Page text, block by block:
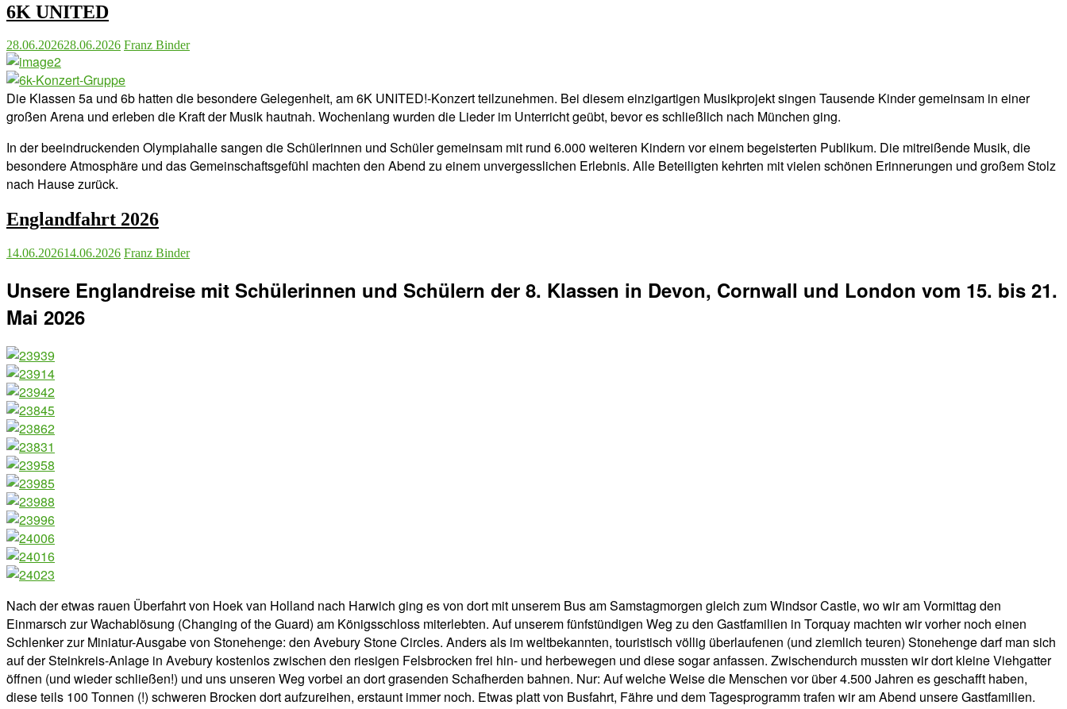
6K UNITED
28.06.202628.06.2026 Franz Binder
Die Klassen 5a und 6b hatten die besondere Gelegenheit, am 6K UNITED!-Konzert teilzunehmen. Bei diesem einzigartigen Musikprojekt singen Tausende Kinder gemeinsam in einer
großen Arena und erleben die Kraft der Musik hautnah. Wochenlang wurden die Lieder im Unterricht geübt, bevor es schließlich nach München ging.
In der beeindruckenden Olympiahalle sangen die Schülerinnen und Schüler gemeinsam mit rund 6.000 weiteren Kindern vor einem begeisterten Publikum. Die mitreißende Musik, die
besondere Atmosphäre und das Gemeinschaftsgefühl machten den Abend zu einem unvergesslichen Erlebnis. Alle Beteiligten kehrten mit vielen schönen Erinnerungen und großem Stolz
nach Hause zurück.
Englandfahrt 2026
14.06.202614.06.2026 Franz Binder
Unsere Englandreise mit Schülerinnen und Schülern der 8. Klassen in Devon, Cornwall und London vom 15. bis 21.
Mai 2026
Nach der etwas rauen Überfahrt von Hoek van Holland nach Harwich ging es von dort mit unserem Bus am Samstagmorgen gleich zum Windsor Castle, wo wir am Vormittag den
Einmarsch zur Wachablösung (Changing of the Guard) am Königsschloss miterlebten. Auf unserem fünfstündigen Weg zu den Gastfamilien in Torquay machten wir vorher noch einen
Schlenker zur Miniatur-Ausgabe von Stonehenge: den Avebury Stone Circles. Anders als im weltbekannten, touristisch völlig überlaufenen (und ziemlich teuren) Stonehenge darf man sich
auf der Steinkreis-Anlage in Avebury kostenlos zwischen den riesigen Felsbrocken frei hin- und herbewegen und diese sogar anfassen. Zwischendurch mussten wir dort kleine Viehgatter
öffnen (und wieder schließen!) und uns unseren Weg vorbei an dort grasenden Schafherden bahnen. Nur: Auf welche Weise die Menschen vor über 4.500 Jahren es geschafft haben,
diese teils 100 Tonnen (!) schweren Brocken dort aufzureihen, erstaunt immer noch. Etwas platt von Busfahrt, Fähre und dem Tagesprogramm trafen wir am Abend unsere Gastfamilien.